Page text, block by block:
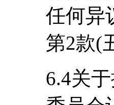
任何异
第2款(
6.4关